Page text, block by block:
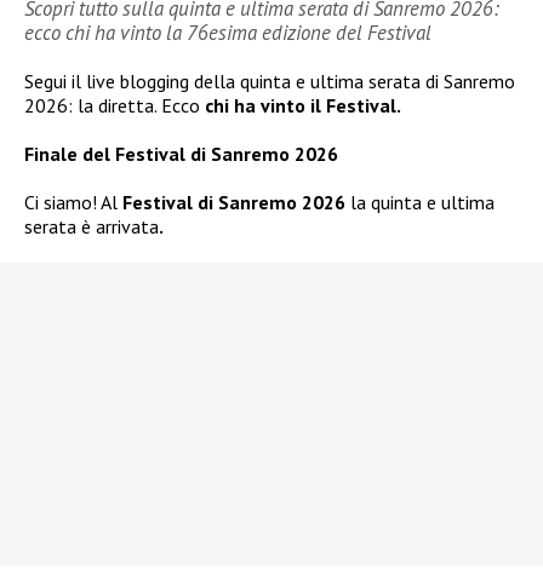
Scopri tutto sulla quinta e ultima serata di Sanremo 2026:
ecco chi ha vinto la 76esima edizione del Festival
Segui il live blogging della quinta e ultima serata di Sanremo
2026: la diretta. Ecco chi ha vinto il Festival.
Finale del Festival di Sanremo 2026
Ci siamo! Al Festival di Sanremo 2026 la quinta e ultima
serata è arrivata.